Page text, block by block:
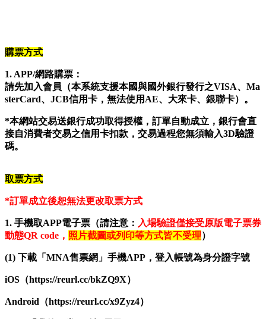
購票方式
1. APP/網路購票：
請先加入會員（本系統支援本國與國外銀行發行之VISA、Ma
sterCard、JCB信用卡，無法使用AE、大來卡、銀聯卡）。
*本網站交易送銀行成功取得授權，訂單自動成立，銀行會直
接自消費者交易之信用卡扣款，交易過程您無須輸入3D驗證
碼。
取票方式
*訂單成立後恕無法更改取票方式
1. 手機取APP電子票（請注意： 入場驗證僅接受原版電子票券
動態QR code， 照片截圖或列印等方式皆不受理）
(1) 下載「MNA售票網」手機APP，登入帳號為身分證字號
iOS （https://reurl.cc/bkZQ9X）
Android （https://reurl.cc/x9Zyz4）